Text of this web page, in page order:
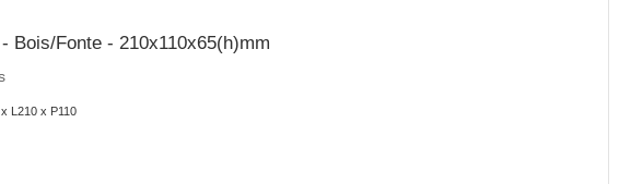
Bois/Fonte - 210x110x65(h)mm
L210 x P110